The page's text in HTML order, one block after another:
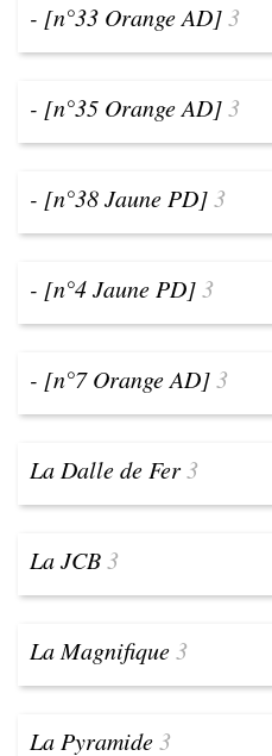
- [n°33 Orange AD]3
- [n°35 Orange AD]3
- [n°38 Jaune PD]3
- [n°4 Jaune PD]3
- [n°7 Orange AD]3
La Dalle de Fer3
La JCB3
La Magnifique3
La Pyramide3